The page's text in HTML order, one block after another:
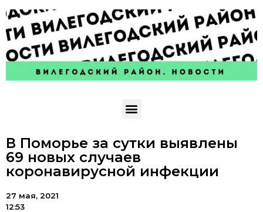
В Поморье за сутки выявлены
69 новых случаев
коронавирусной инфекции
27 мая, 2021
12:53